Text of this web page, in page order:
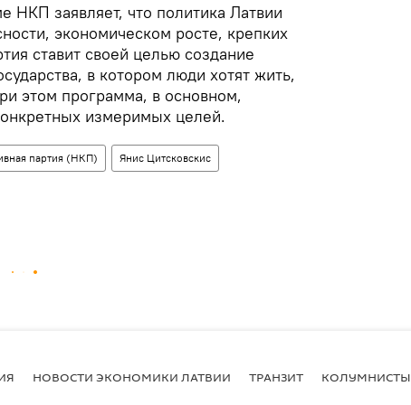
НКП заявляет, что политика Латвии
экономическом росте, крепких
ставит своей целью создание
в котором люди хотят жить,
этом программа, в основном,
измеримых целей.
партия (НКП) Янис Цитсковскис
НОВОСТИ ЭКОНОМИКИ ЛАТВИИ ТРАНЗИТ КОЛУМНИСТЫ